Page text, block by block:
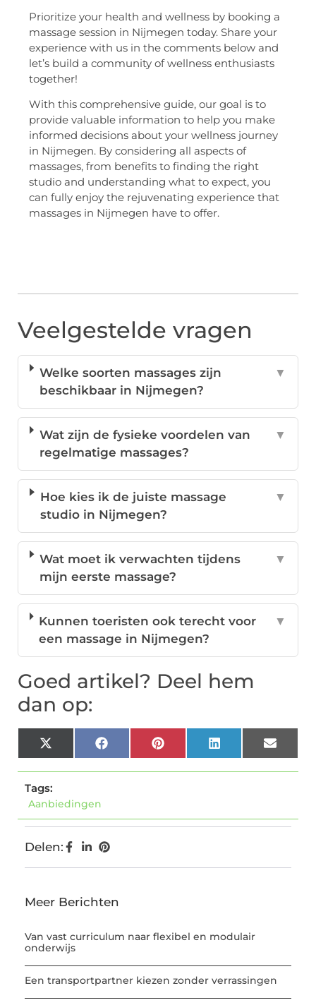
Prioritize your health and wellness by booking a
massage session in Nijmegen today. Share your
experience with us in the comments below and
let’s build a community of wellness enthusiasts
together!
With this comprehensive guide, our goal is to
provide valuable information to help you make
informed decisions about your wellness journey
in Nijmegen. By considering all aspects of
massages, from benefits to finding the right
studio and understanding what to expect, you
can fully enjoy the rejuvenating experience that
massages in Nijmegen have to offer.
Veelgestelde vragen
Welke soorten massages zijn
beschikbaar in Nijmegen?
▼
Wat zijn de fysieke voordelen van
regelmatige massages?
▼
Hoe kies ik de juiste massage
studio in Nijmegen?
▼
Wat moet ik verwachten tijdens
mijn eerste massage?
▼
Kunnen toeristen ook terecht voor
een massage in Nijmegen?
▼
Goed artikel? Deel hem
dan op:
X
(Twitter)
FacebookPinterestLinkedInEmail
Tags:
Aanbiedingen
Delen:
Meer Berichten
Van vast curriculum naar flexibel en modulair
onderwijs
Een transportpartner kiezen zonder verrassingen